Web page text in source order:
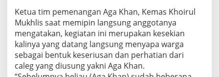
a
n
Ketua tim pemenangan Aga Khan, Kemas Khoirul
Mukhlis saat memipin langsung anggotanya
mengatakan, kegiatan ini merupakan kesekian
kalinya yang datang langsung menyapa warga
sebagai bentuk keseriusan dan perhatian dari
caleg yang diusung yakni Aga Khan.